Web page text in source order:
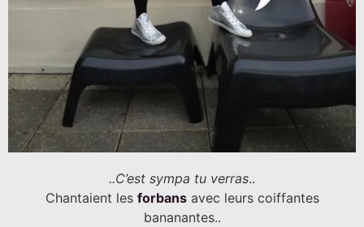
..C’est sympa tu verras..
Chantaient les forbansavec leurs coiffantes
bananantes..